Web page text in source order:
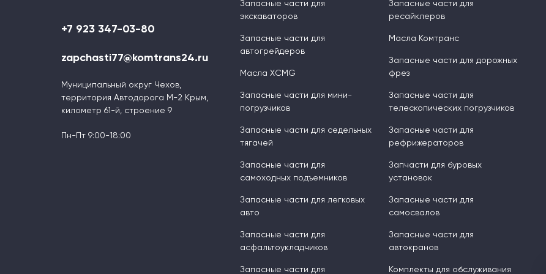
+7 923 347-03-80
zapchasti77@komtrans24.ru
Муниципальный округ Чехов,
территория Автодорога М-2 Крым,
километр 61-й, строение 9
Пн-Пт 9:00-18:00
Запасные части для
экскаваторов
Запасные части для
автогрейдеров
Масла XCMG
Запасные части для мини-
погрузчиков
Запасные части для седельных
тягачей
Запасные части для
самоходных подъемников
Запасные части для легковых
авто
Запасные части для
асфальтоукладчиков
Запасные части для
Запасные части для
ресайклеров
Масла Комтранс
Запасные части для дорожных
фрез
Запасные части для
телескопических погрузчиков
Запасные части для
рефрижераторов
Запчасти для буровых
установок
Запасные части для
самосвалов
Запасные части для
автокранов
Комплекты для обслуживания